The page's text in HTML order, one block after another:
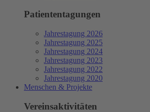
Patiententagungen
Jahrestagung 2026
Jahrestagung 2025
Jahrestagung 2024
Jahrestagung 2023
Jahrestagung 2022
Jahrestagung 2020
Menschen & Projekte
Vereinsaktivitäten